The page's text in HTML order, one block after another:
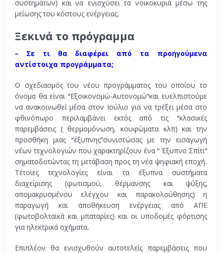
συστημάτων) και να ενισχύσει τα νοικοκυριά μέσω της
μείωσης του κόστους ενέργειας.
Ξεκινά το πρόγραμμα
– Σε τι θα διαφέρει από τα προηγούμενα
αντίστοιχα προγράμματα;
Ο σχεδιασμός του νέου προγράμματος του οποίου το
όνομα θα είναι “Εξοικονομώ-Αυτονομώ”και ευελπιστούμε
να ανακοινωθεί μέσα στον Ιούλιο για να τρέξει μέσα στο
φθινόπωρο περιλαμβάνει εκτός από τις “κλασικές
παρεμβάσεις ( θερμομόνωση, κουφώματα κλπ) και την
προσθήκη μιας “έξυπνης”συνιστώσας με την εισαγωγή
νέων τεχνολογιών που χαρακτηρίζουν ένα “ Έξυπνο Σπίτι”
σηματοδοτώντας τη μετάβαση προς τη νέα ψηφιακή εποχή.
Τέτοιες τεχνολογίες είναι τα έξυπνα συστήματα
διαχείρισης (φωτισμού, θέρμανσης και ψύξης,
απομακρυσμένου ελέγχου και παρακολούθησης) η
παραγωγή και αποθήκευση ενέργειας από ΑΠΕ
(φωτοβολταϊκά και μπαταρίες) και οι υποδομές φόρτισης
για ηλεκτρικά οχήματα.
Επιπλέον θα ενισχυθούν αυτοτελείς παρεμβάσεις που